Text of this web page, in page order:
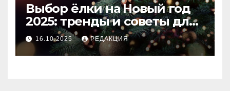
Выбор ёлки на Новый год
2025: тренды и советы для
идеального праздника
16.10.2025 РЕДАКЦИЯ